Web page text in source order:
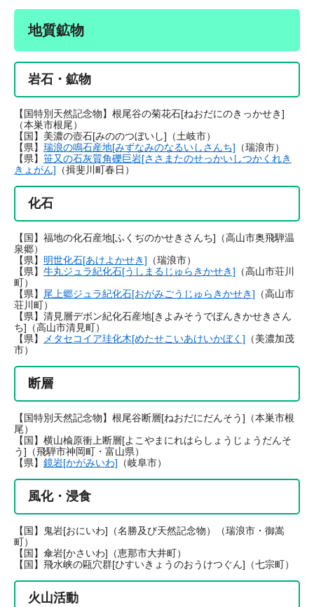
地質鉱物
岩石・鉱物
【国特別天然記念物】根尾谷の菊花石[ねおだにのきっかせき]
（本巣市根尾）
【国】美濃の壺石[みののつぼいし]（土岐市）
【県】 瑞浪の鳴石産地[みずなみのなるいしさんち] （瑞浪市）
【県】 笹又の石灰質角礫巨岩[ささまたのせっかいしつかくれき
きょがん] （揖斐川町春日）
化石
【国】福地の化石産地[ふくぢのかせきさんち]（高山市奥飛騨温
泉郷）
【県】 明世化石[あけよかせき] （瑞浪市）
【県】 牛丸ジュラ紀化石[うしまるじゅらきかせき] （高山市荘川
町）
【県】 尾上郷ジュラ紀化石[おがみごうじゅらきかせき] （高山市
荘川町）
【県】清見層デボン紀化石産地[きよみそうでぼんきかせきさん
ち]（高山市清見町）
【県】
メタセコイア珪化木[めたせこいあけいかぼく] （美濃加茂
市）
断層
【国特別天然記念物】根尾谷断層[ねおだにだんそう]（本巣市根
尾）
【国】横山楡原衝上断層[よこやまにれはらしょうじょうだんそ
う]（飛騨市神岡町・富山県）
【県】 鏡岩[かがみいわ] （岐阜市）
風化・浸食
【国】鬼岩[おにいわ]（名勝及び天然記念物）（瑞浪市・御嵩
町）
【国】傘岩[かさいわ]（恵那市大井町）
【国】飛水峡の甌穴群[ひすいきょうのおうけつぐん]（七宗町）
火山活動